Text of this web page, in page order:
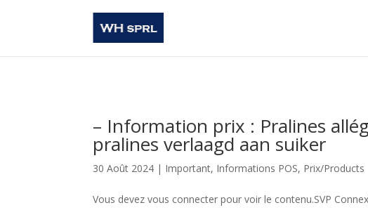
– Information prix : Pralines
pralines verlaagd aan suiker
30 Août 2024 | Important, Informations POS, Prix/Products
Vous devez vous connecter pour voir le contenu.SVP